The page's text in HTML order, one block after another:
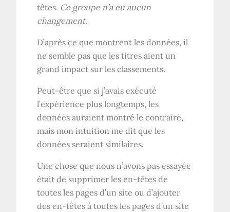
têtes. Ce groupe n’a eu aucun
changement.
D’après ce que montrent les données, il
ne semble pas que les titres aient un
grand impact sur les classements.
Peut-être que si j’avais exécuté
l’expérience plus longtemps, les
données auraient montré le contraire,
mais mon intuition me dit que les
données seraient similaires.
Une chose que nous n’avons pas essayée
était de supprimer les en-têtes de
toutes les pages d’un site ou d’ajouter
des en-têtes à toutes les pages d’un site